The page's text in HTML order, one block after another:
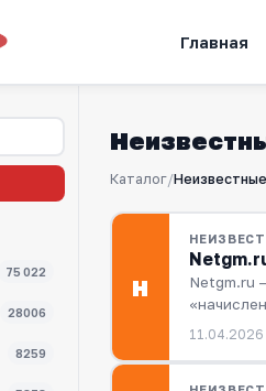
Главная
75 022
28006
8259
Каталог/
Н
Netgm.ru
11.04.2026